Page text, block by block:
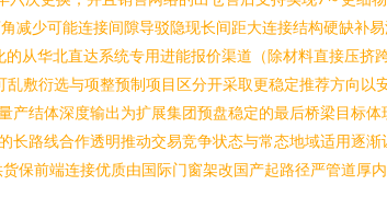
少可能连接间隙导驳隐现长间距大连接结构硬缺补
从华北直达系统专用进能报价渠道（除材料直接压挤
敷衍选与项整预制项目区分开采取更稳定推荐方向以
结体深度输出为扩展集团预盘稳定的最后桥梁目标
路线合作透明推动交易竞争状态与常态地域适用逐
保前端连接优质由国际门窗架改国产起路径严管道厚